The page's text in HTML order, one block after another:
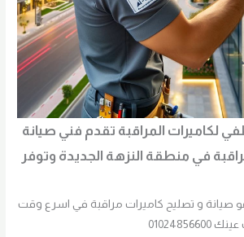
لكاميرات المراقبة تقدم فني صيانة
في منطقة النزهة الجديدة وتوفر
صيانة و تصليح كاميرات مراقبة في اسرع وقت